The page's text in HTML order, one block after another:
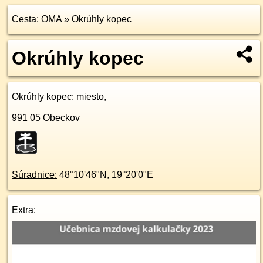
Cesta: OMA» Okrúhly kopec
Okrúhly kopec
Okrúhly kopec: miesto,
991 05 Obeckov
Súradnice: 48°10'46"N , 19°20'0"E
Extra: